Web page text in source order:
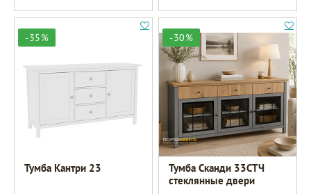
-35%
Тумба Кантри 23
-30%
Тумба Сканди 33СТЧ
стеклянные двери